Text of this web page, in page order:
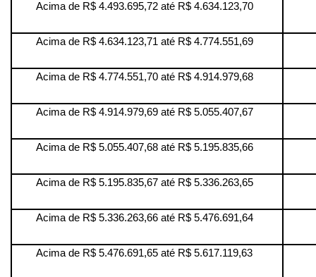
Acima de R$ 4.493.695,72 até R$ 4.634.123,70
Acima de R$ 4.634.123,71 até R$ 4.774.551,69
Acima de R$ 4.774.551,70 até R$ 4.914.979,68
Acima de R$ 4.914.979,69 até R$ 5.055.407,67
Acima de R$ 5.055.407,68 até R$ 5.195.835,66
Acima de R$ 5.195.835,67 até R$ 5.336.263,65
Acima de R$ 5.336.263,66 até R$ 5.476.691,64
Acima de R$ 5.476.691,65 até R$ 5.617.119,63